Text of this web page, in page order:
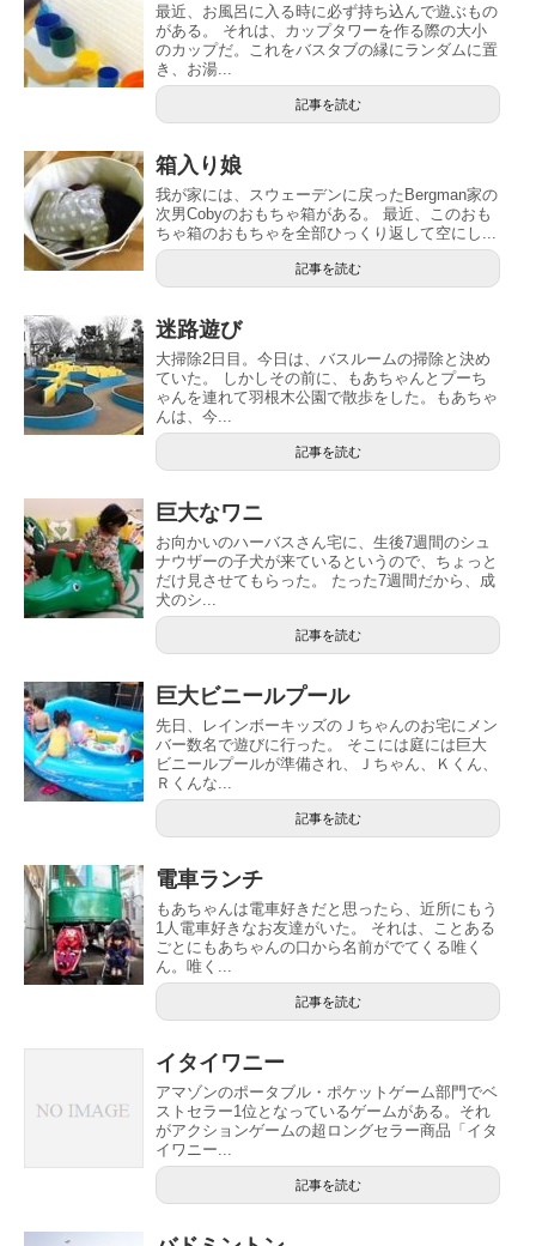
最近、お風呂に入る時に必ず持ち込んで遊ぶもの
がある。 それは、カップタワーを作る際の大小
のカップだ。これをバスタブの縁にランダムに置
き、お湯...
記事を読む
箱入り娘
我が家には、スウェーデンに戻ったBergman家の
次男Cobyのおもちゃ箱がある。 最近、このおも
ちゃ箱のおもちゃを全部ひっくり返して空にし...
記事を読む
迷路遊び
大掃除2日目。今日は、バスルームの掃除と決め
ていた。 しかしその前に、もあちゃんとプーち
ゃんを連れて羽根木公園で散歩をした。もあちゃ
んは、今...
記事を読む
巨大なワニ
お向かいのハーバスさん宅に、生後7週間のシュ
ナウザーの子犬が来ているというので、ちょっと
だけ見させてもらった。 たった7週間だから、成
犬のシ...
記事を読む
巨大ビニールプール
先日、レインボーキッズのＪちゃんのお宅にメン
バー数名で遊びに行った。 そこには庭には巨大
ビニールプールが準備され、Ｊちゃん、Ｋくん、
Ｒくんな...
記事を読む
電車ランチ
もあちゃんは電車好きだと思ったら、近所にもう
1人電車好きなお友達がいた。 それは、ことある
ごとにもあちゃんの口から名前がでてくる唯く
ん。唯く...
記事を読む
イタイワニー
アマゾンのポータブル・ポケットゲーム部門でベ
ストセラー1位となっているゲームがある。それ
がアクションゲームの超ロングセラー商品「イタ
イワニー...
記事を読む